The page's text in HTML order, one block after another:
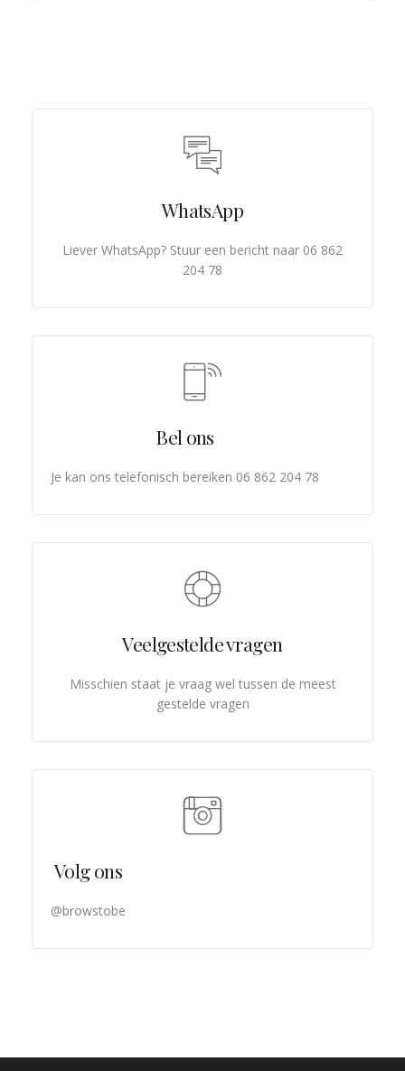
WhatsApp
Liever WhatsApp? Stuur een bericht naar 06 862
204 78
Bel ons
Je kan ons telefonisch bereiken 06 862 204 78
Veelgestelde vragen
Misschien staat je vraag wel tussen de meest
gestelde vragen
Volg ons
@browstobe